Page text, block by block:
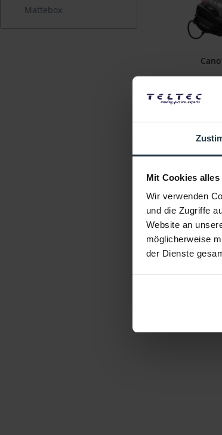
Mit Cookies
Wir verwenden
und die Zugriffe
Website an
möglicherweise
der Dienste
Mattebox
€
3-5